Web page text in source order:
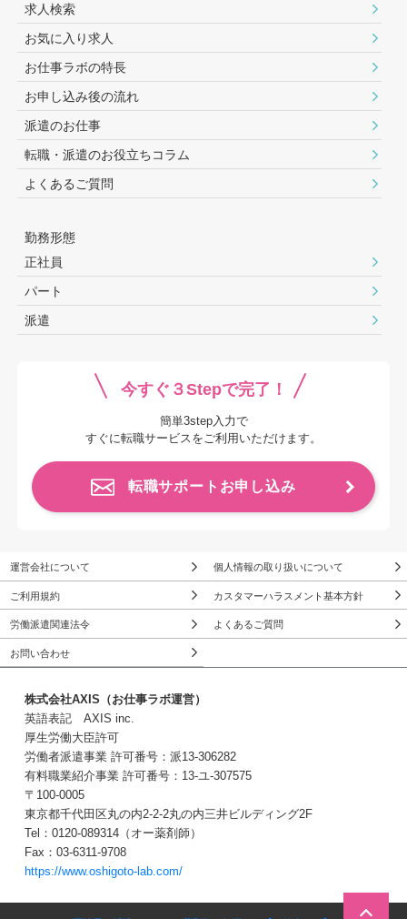
求人検索
お気に入り求人
お仕事ラボの特長
お申し込み後の流れ
派遣のお仕事
転職・派遣のお役⽴ちコラム
よくあるご質問
勤務形態
正社員
パート
派遣
今すぐ３Stepで完了！
簡単3step入力で
すぐに転職サービスをご利用いただけます。
転職サポートお申し込み
運営会社について 個人情報の取り扱いについて
ご利用規約 カスタマーハラスメント基本方針
労働派遣関連法令 よくあるご質問
お問い合わせ
株式会社AXIS（お仕事ラボ運営）
英語表記 AXIS inc.
厚生労働大臣許可
労働者派遣事業 許可番号：派13-306282
有料職業紹介事業 許可番号：13-ユ-307575
〒100-0005
東京都千代田区丸の内2-2-2丸の内三井ビルディング2F
Tel：0120-089314（オー薬剤師）
Fax：03-6311-9708
https://www.oshigoto-lab.com/